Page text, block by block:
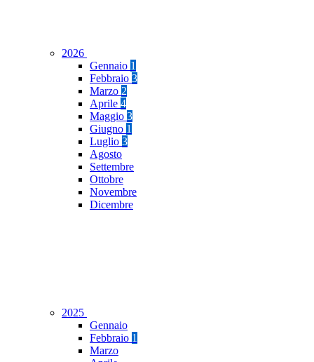
2026
Gennaio 1
Febbraio 3
Marzo 2
Aprile 4
Maggio 3
Giugno 1
Luglio 3
Agosto
Settembre
Ottobre
Novembre
Dicembre
2025
Gennaio
Febbraio 1
Marzo